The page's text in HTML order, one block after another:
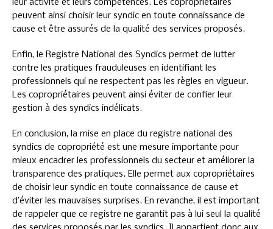
leur activité et leurs compétences. Les copropriétaires
peuvent ainsi choisir leur syndic en toute connaissance de
cause et être assurés de la qualité des services proposés.
Enfin, le Registre National des Syndics permet de lutter
contre les pratiques frauduleuses en identifiant les
professionnels qui ne respectent pas les règles en vigueur.
Les copropriétaires peuvent ainsi éviter de confier leur
gestion à des syndics indélicats.
En conclusion, la mise en place du registre national des
syndics de copropriété est une mesure importante pour
mieux encadrer les professionnels du secteur et améliorer la
transparence des pratiques. Elle permet aux copropriétaires
de choisir leur syndic en toute connaissance de cause et
d’éviter les mauvaises surprises. En revanche, il est important
de rappeler que ce registre ne garantit pas à lui seul la qualité